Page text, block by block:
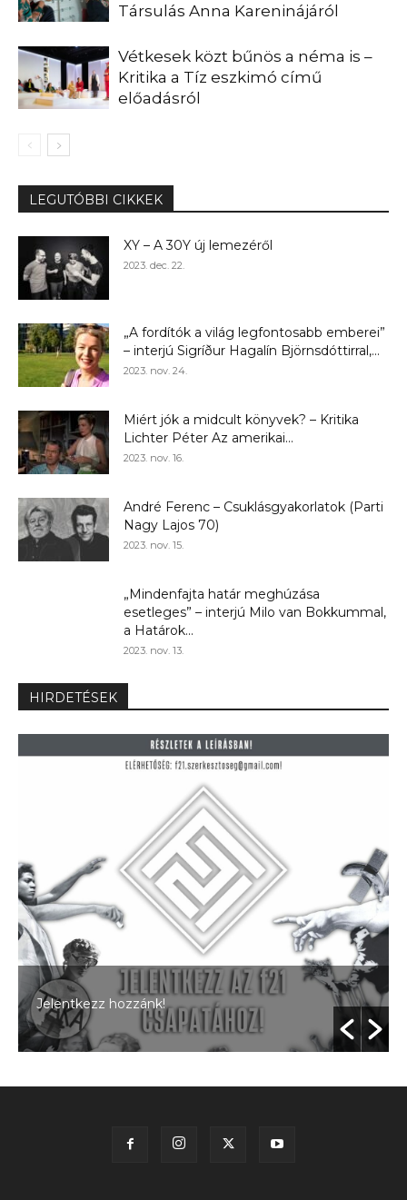
Társulás Anna Kareninájáról
Vétkesek közt bűnös a néma is –
Kritika a Tíz eszkimó című
előadásról
LEGUTÓBBI CIKKEK
XY – A 30Y új lemezéről
2023. dec. 22.
„A fordítók a világ legfontosabb emberei”
– interjú Sigríður Hagalín Björnsdóttirral,...
2023. nov. 24.
Miért jók a midcult könyvek? – Kritika
Lichter Péter Az amerikai...
2023. nov. 16.
André Ferenc – Csuklásgyakorlatok (Parti
Nagy Lajos 70)
2023. nov. 15.
„Mindenfajta határ meghúzása
esetleges” – interjú Milo van Bokkummal,
a Határok...
2023. nov. 13.
HIRDETÉSEK
Jelentkezz hozzánk!